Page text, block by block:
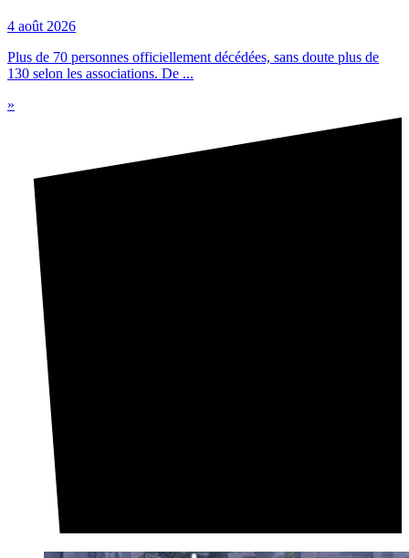
4 août 2026
Plus de 70 personnes officiellement décédées, sans doute plus de
130 selon les associations. De ...
»